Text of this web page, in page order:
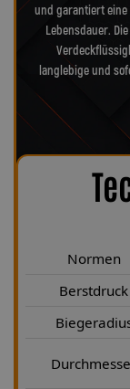
und garantiert eine
Lebensdauer.
langlebige und
Normen
Berstdruck